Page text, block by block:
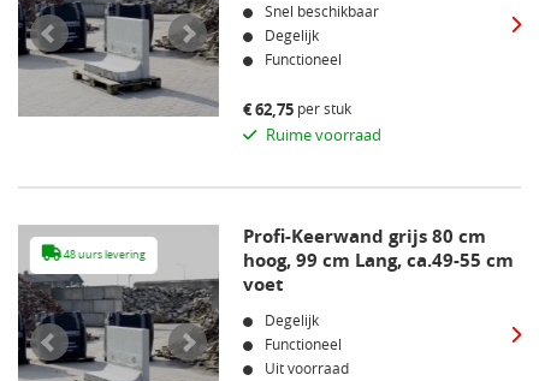
Snel beschikbaar
Degelijk
Functioneel
€62,75 per stuk
Ruime voorraad
48 uurs levering 48 uurs
Profi-Keerwand grijs 80 cm
hoog, 99 cm Lang, ca.49-55 cm
voet
Degelijk
Functioneel
Uit voorraad